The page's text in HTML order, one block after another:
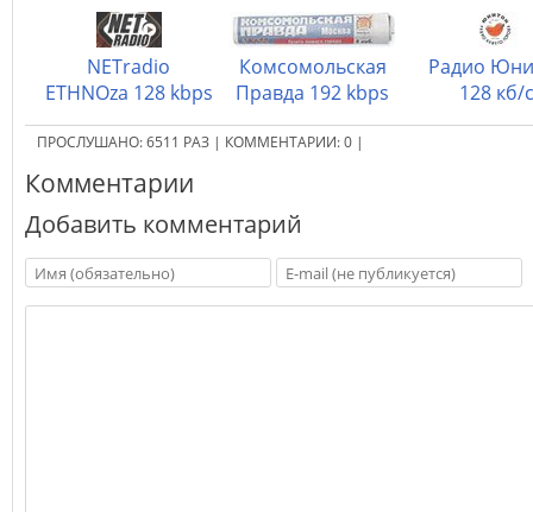
NETradio
ETHNOza 128 kbps
Комсомольская
Правда 192 kbps
Радио
128 кб/
ПРОСЛУШАНО:6511 РАЗ | КОММЕНТАРИИ:0 |
Комментарии
Добавить комментарий